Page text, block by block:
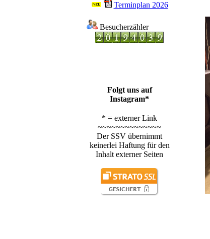
Terminplan 2026
Besucherzähler
Folgt uns auf
Instagram*
* = externer Link
~~~~~~~~~~~~~~
Der SSV übernimmt
keinerlei Haftung für den
Inhalt externer Seiten